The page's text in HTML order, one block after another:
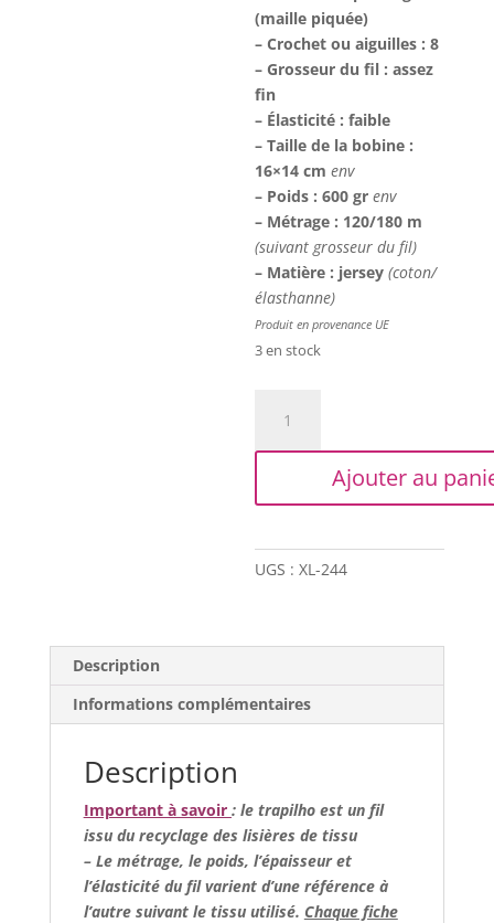
(maille piquée)
– Crochet ou aiguilles : 8
– Grosseur du fil : assez
fin
– Élasticité : faible
– Taille de la bobine :
16×14 cmenv
– Poids : 600 grenv
– Métrage : 120/180 m
(suivant grosseur du fil)
– Matière : jersey(coton/
élasthanne)
Produit en provenance UE
3 en stock
Trapilho
-
gris
(maille
Ajouter au
UGS :XL-244
Description
Informations complémentaires
Description
Important à savoir : le trapilho est un fil
issu du recyclage des lisières de tissu
– Le métrage, le poids, l’épaisseur et
l’élasticité du fil varient d’une référence à
l’autre suivant le tissu utilisé. Chaque fiche